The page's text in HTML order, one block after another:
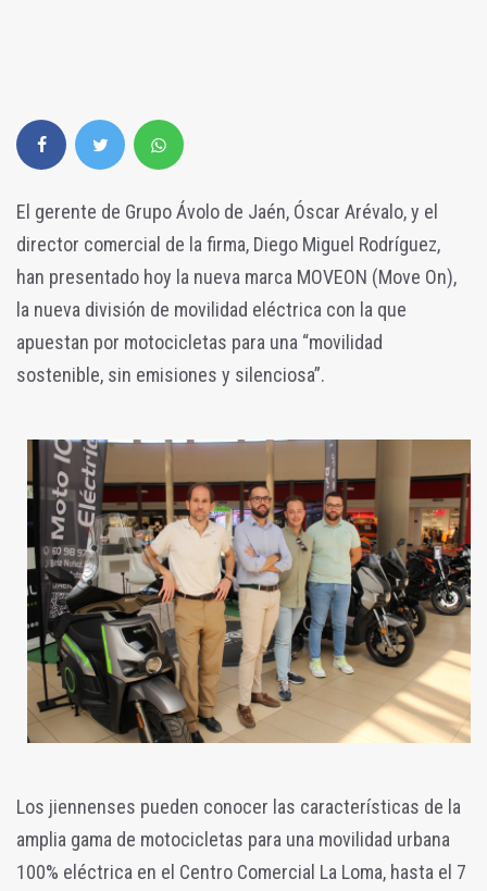
El gerente de Grupo Ávolo de Jaén, Óscar Arévalo, y el
director comercial de la firma, Diego Miguel Rodríguez,
han presentado hoy la nueva marca MOVEON (Move On),
la nueva división de movilidad eléctrica con la que
apuestan por motocicletas para una “movilidad
sostenible, sin emisiones y silenciosa”.
Los jiennenses pueden conocer las características de la
amplia gama de motocicletas para una movilidad urbana
100% eléctrica en el Centro Comercial La Loma, hasta el 7